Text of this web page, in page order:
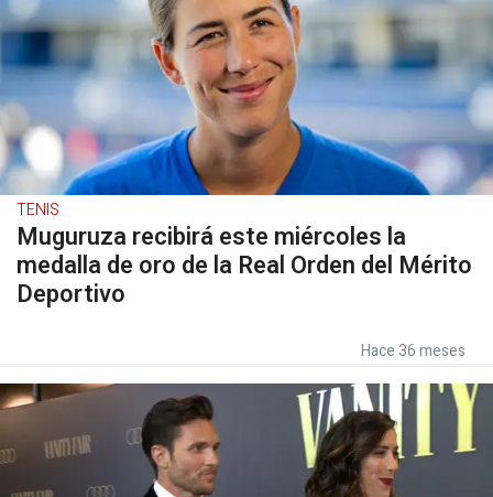
TENIS
Muguruza recibirá este miércoles la
medalla de oro de la Real Orden del Mérito
Deportivo
Hace 36 meses